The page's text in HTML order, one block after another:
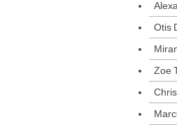
Otis
Zoe